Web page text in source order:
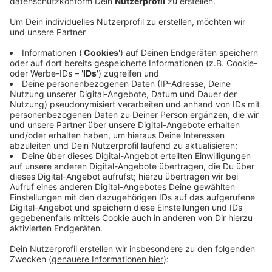
Im Kreis verteilen sich die Erkrankungen auf drei Fälle
in Hennef, jeweils zwei in Swisttal und Bornheim und
jeweils einen Fall in Eitorf, Lohmar, Niederkassel,
Troisdorf und Windeck. In Bonn sind in der letzten
Woche zwei Menschen neu erkrankt, trotzdem liegen
in den Bonner Krankenhäusern insgesamt vier Corona-
Patienten. Weil auch Menschen von außerhalb hier
behandelt werden. Davon liegt ein Patient auf einer
Normalstation, drei auf der Intensivstation. Nur zwei
der Patienten müssen beatmet werden.
DG
Anzeige